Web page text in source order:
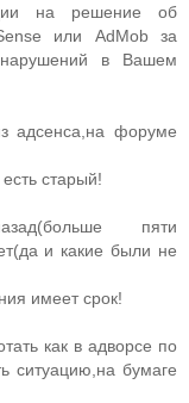
на решение об
или AdMob за
нарушений в Вашем
адсенса,на форуме
старый!
пяти
и какие были не
имеет срок!
как в адворсе по
ситуацию,на бумаге